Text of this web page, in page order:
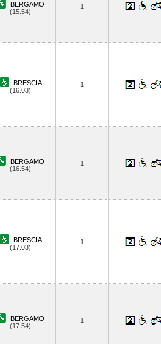
BERGAMO
(15.54)
1
BRESCIA
(16.03)
1
BERGAMO
(16.54)
1
BRESCIA
(17.03)
1
BERGAMO
(17.54)
1